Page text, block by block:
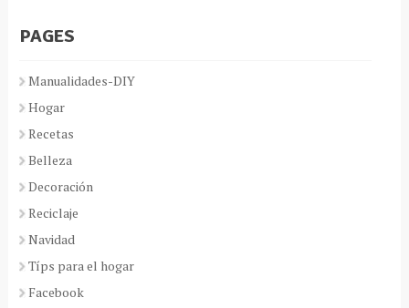
PAGES
Manualidades-DIY
Hogar
Recetas
Belleza
Decoración
Reciclaje
Navidad
Típs para el hogar
Facebook